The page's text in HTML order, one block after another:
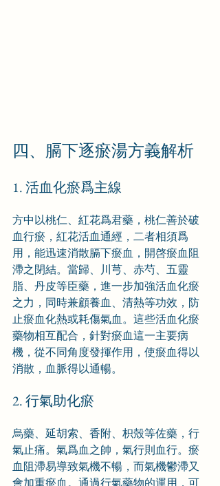
四、膈下逐瘀湯方義解析
1. 活血化瘀爲主線
方中以桃仁、紅花爲君藥，桃仁善於破
血行瘀，紅花活血通經，二者相須爲
用，能迅速消散膈下瘀血，開啓瘀血阻
滯之閉結。當歸、川芎、赤芍、五靈
脂、丹皮等臣藥，進一步加強活血化瘀
之力，同時兼顧養血、清熱等功效，防
止瘀血化熱或耗傷氣血。這些活血化瘀
藥物相互配合，針對瘀血這一主要病
機，從不同角度發揮作用，使瘀血得以
消散，血脈得以通暢。
2. 行氣助化瘀
烏藥、延胡索、香附、枳殼等佐藥，行
氣止痛。氣爲血之帥，氣行則血行。瘀
血阻滯易導致氣機不暢，而氣機鬱滯又
會加重瘀血。通過行氣藥物的運用，可